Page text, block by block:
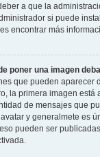
a que la
si puede
encontrar más
poner una imagen
que pueden
la primera imagen
de mensajes que
y generalmete es
pueden ser